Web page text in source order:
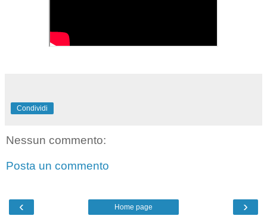
Condividi
Nessun commento:
Posta un commento
‹ ›
Home page